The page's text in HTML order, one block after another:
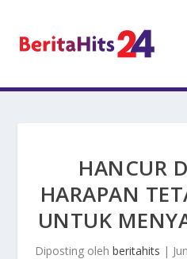
HANCUR
HARAPAN
UNTUK
Diposting oleh beritahits |